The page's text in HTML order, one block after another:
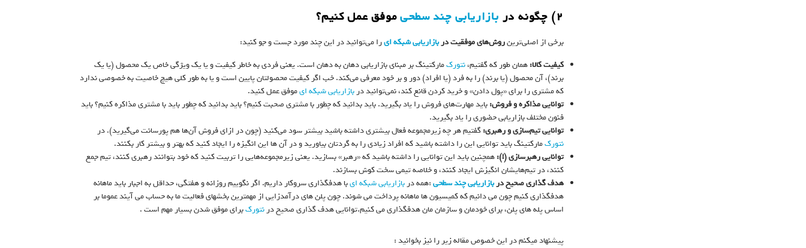
۲) چگونه در بازاریابی چند سطحیموفق عمل کنیم؟
برخی از اصلی‌ترینروش‌های موفقیت دربازاریابی شبکه ایرا می‌توانید در این چند مورد جست و جو کنید:
کیفیت کالا:همان طور که گفتیم،نتورکمارکتینگ بر مبنای بازاریابی دهان به دهان است. یعنی فردی به خاطر کیفیت و یا یک ویژگی خاص یک محصول (یا یک
برند)، آن محصول (یا برند) را به فرد (یا افراد) دور و بر خود معرفی می‌کند. خب اگر کیفیت محصولتان پایین است و یا به طور کلی هیچ خاصیت به خصوصی ندارد
که مشتری را برای «پول دادن» و خرید کردن قانع کند، نمی‌توانید دربازاریابی شبکه ایموفق عمل کنید.
توانایی مذاکره و فروش:باید مهارت‌های فروش را یاد بگیرید. باید بدانید که چطور با مشتری صحبت کنیم؟ باید بدانید که چطور باید با مشتری مذاکره کنیم؟ باید
فنون مختلف بازاریابی حضوری را یاد بگیرید.
توانایی تیم‌سازی و رهبری:گفتیم هر چه زیرمجموعه فعال بیشتری داشته باشید بیشتر سود می‌کنید (چون در ازای فروش آن‌ها هم پورسانت می‌گیرید). در
نتورکمارکتینگ باید توانایی این را داشته باشید که افراد زیادی را به گردتان بیاورید و در آن ها این انگیزه را ایجاد کنید که بهتر و بیشتر کار بکنند.
توانایی رهبرسازی (!):همچنین باید این توانایی را داشته باشید که «رهبر» بسازید. یعنی زیرمجموعه‌هایی را تربیت کنید که خود بتوانند رهبری کنند، تیم جمع
کنند، در تیم‌هایشان انگیزش ایجاد کنند، و خلاصه تیمی سخت کوش بسازند.
هدف گذاری صحیح دربازاریابی چند سطحی:همه دربازاریابی شبکه ایبا هدفگذاری سروکار داریم. اگر نگوییم روزانه و هفتگی، حداقل به اجبار باید ماهانه
هدفگذاری کنیم چون می دانیم که کمیسیون ها ماهانه پرداخت می شوند. چون پلن های درآمدزایی از مهمترین بخشهای فعالیت ما به حساب می آیند عموما بر
اساس پله های پلن، برای خودمان و سازمان مان هدفگذاری می کنیم.توانایی هدف گذاری صحیح درنتورکبرای موفق شدن بسیار مهم است .
پیشنهاد میکنم در این خصوص مقاله زیر را نیز بخوانید :